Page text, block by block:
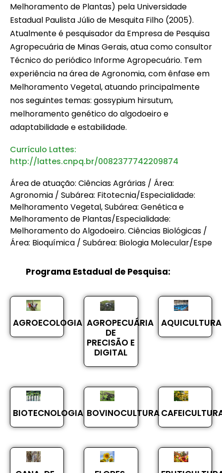
Melhoramento de Plantas) pela Universidade
Estadual Paulista Júlio de Mesquita Filho (2005).
Atualmente é pesquisador da Empresa de Pesquisa
Agropecuária de Minas Gerais, atua como consultor
Técnico do periódico Informe Agropecuário. Tem
experiência na área de Agronomia, com ênfase em
Melhoramento Vegetal, atuando principalmente
nos seguintes temas: gossypium hirsutum,
melhoramento genético do algodoeiro e
adaptabilidade e estabilidade.
Currículo Lattes:
http://lattes.cnpq.br/0082377742209874
Área de atuação: Ciências Agrárias / Área:
Agronomia / Subárea: Fitotecnia/Especialidade:
Melhoramento Vegetal, Subárea: Genética e
Melhoramento de Plantas/Especialidade:
Melhoramento do Algodoeiro. Ciências Biológicas /
Área: Bioquímica / Subárea: Biologia Molecular/Espe
Programa Estadual de Pesquisa:
AGROECOLOGIA AGROPECUÁRIA
DE
PRECISÃO E
DIGITAL
AQUICULTURA
BIOTECNOLOGIA BOVINOCULTURA